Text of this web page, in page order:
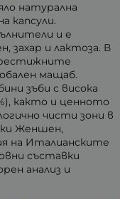
натурална
капсули.
и е
захар и лактоза. В
мащаб.
зъби с висока
както и ценното
чисти зони в
Женшен,
на Италианските
съставки
анализ и